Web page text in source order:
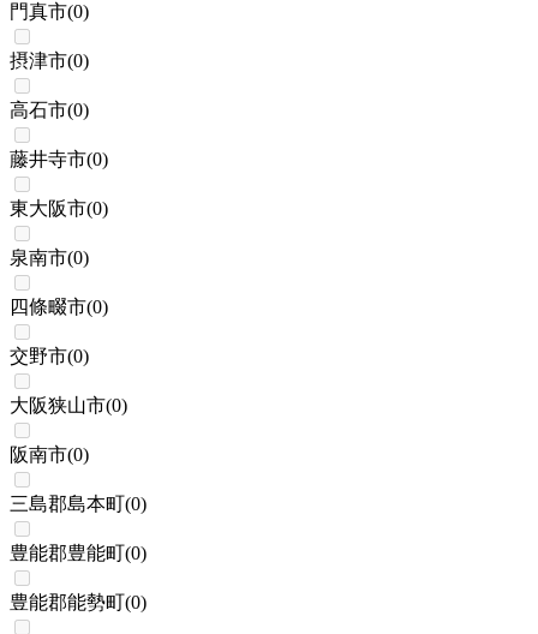
門真市(0)
摂津市(0)
高石市(0)
藤井寺市(0)
東大阪市(0)
泉南市(0)
四條畷市(0)
交野市(0)
大阪狭山市(0)
阪南市(0)
三島郡島本町(0)
豊能郡豊能町(0)
豊能郡能勢町(0)